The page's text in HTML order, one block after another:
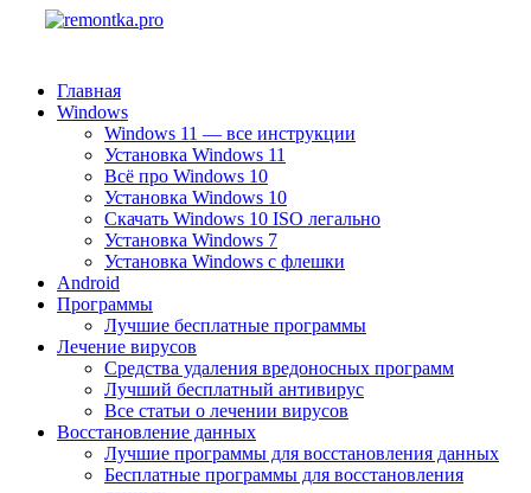
Главная
Windows
Windows 11 — все инструкции
Установка Windows 11
Всё про Windows 10
Установка Windows 10
Скачать Windows 10 ISO легально
Установка Windows 7
Установка Windows с флешки
Android
Программы
Лучшие бесплатные программы
Лечение вирусов
Средства удаления вредоносных программ
Лучший бесплатный антивирус
Все статьи о лечении вирусов
Восстановление данных
Лучшие программы для восстановления данных
Бесплатные программы для восстановления